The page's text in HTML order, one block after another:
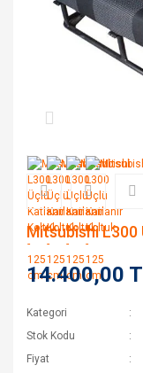
Mitsubishi L300
14.400,00
Kategori
Stok Kodu
Fiyat